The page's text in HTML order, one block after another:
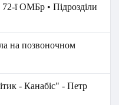
72-ї ОМБр • Підрозділи
на позвоночном
- Канабіс" - Петр